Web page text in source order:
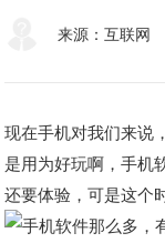
来源：互联网
现在手机对我们来说
是用为好玩啊，手机
还要体验，可是这个